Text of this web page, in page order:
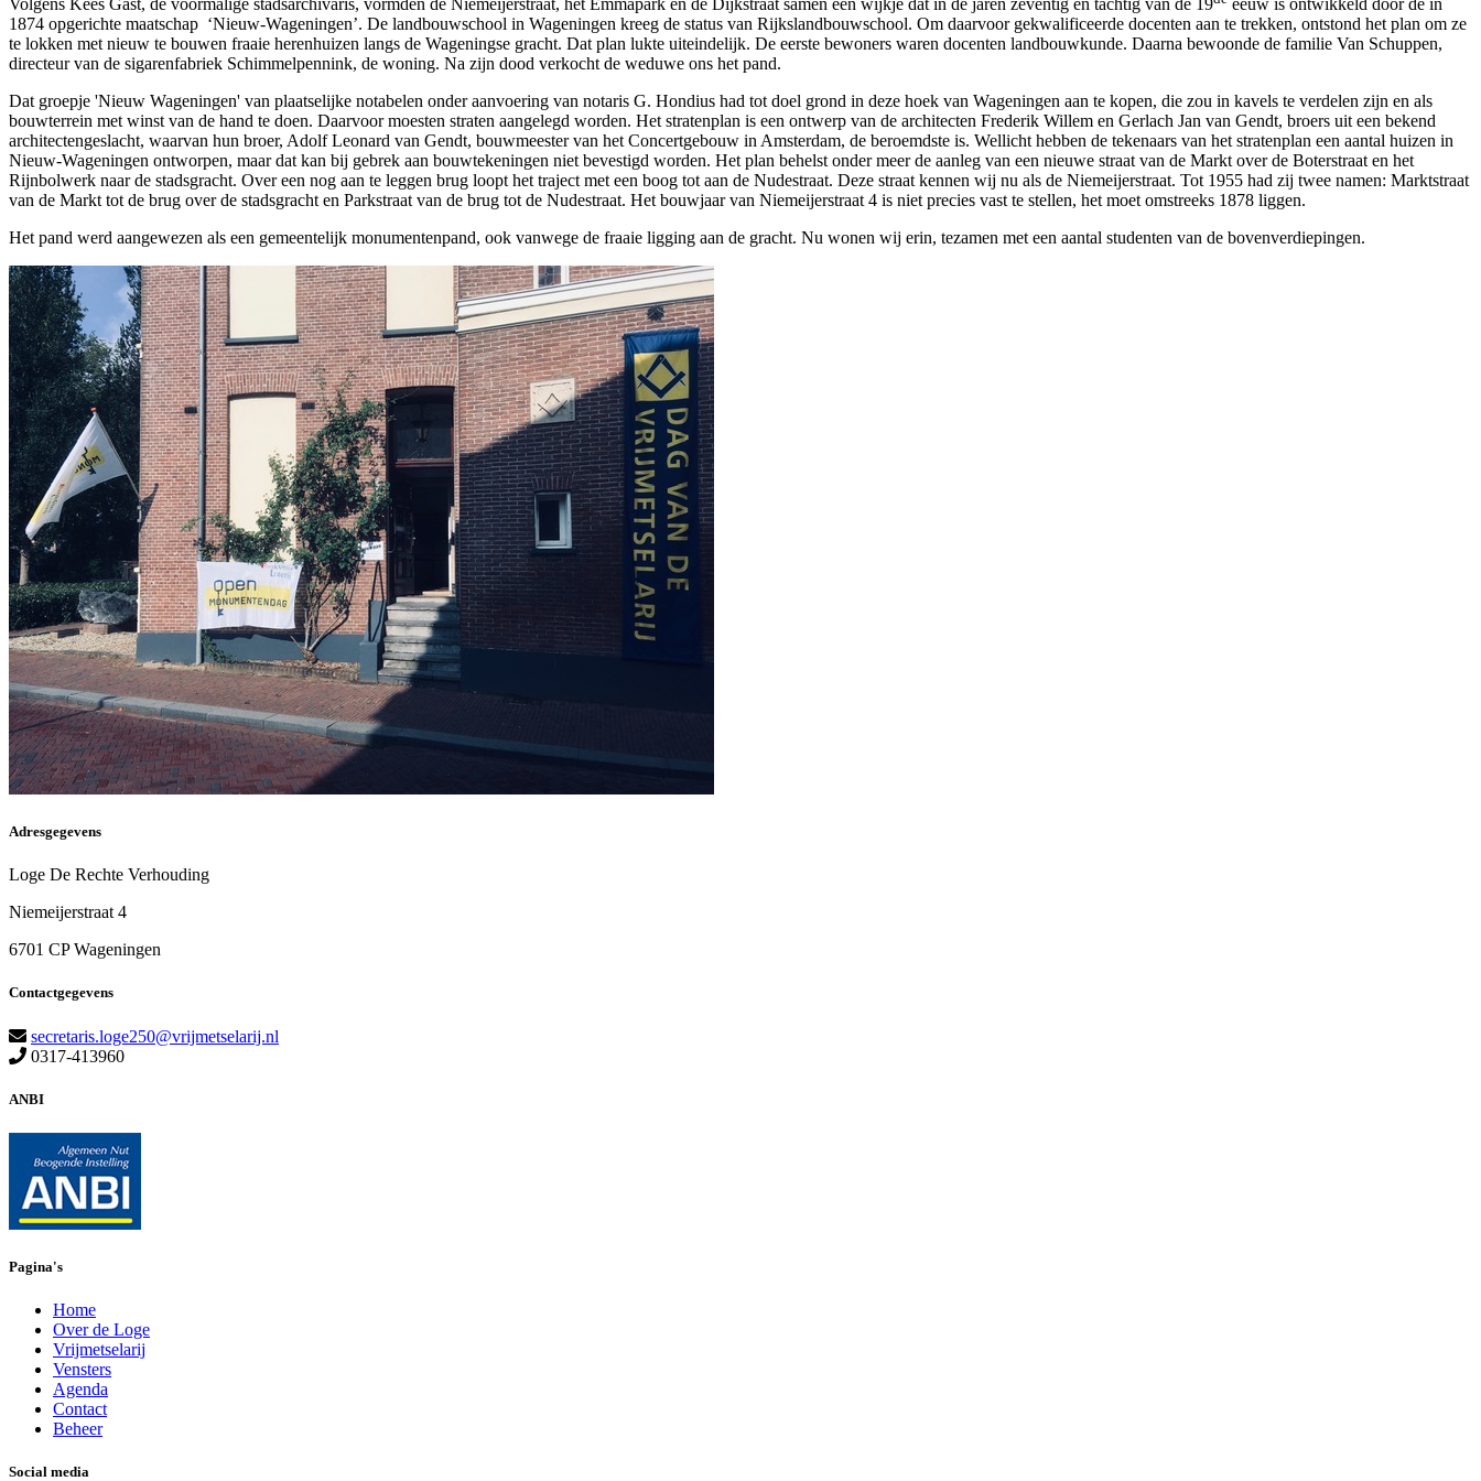
1874 opgerichte maatschap ‘Nieuw-Wageningen’. De landbouwschool in Wageningen kreeg de status van Rijkslandbouwschool. Om daarvoor gekwalificeerde docenten aan te trekken, ontstond het plan om ze
te lokken met nieuw te bouwen fraaie herenhuizen langs de Wageningse gracht. Dat plan lukte uiteindelijk. De eerste bewoners waren docenten landbouwkunde. Daarna bewoonde de familie Van Schuppen,
directeur van de sigarenfabriek Schimmelpennink, de woning. Na zijn dood verkocht de weduwe ons het pand.
Dat groepje 'Nieuw Wageningen' van plaatselijke notabelen onder aanvoering van notaris G. Hondius had tot doel grond in deze hoek van Wageningen aan te kopen, die zou in kavels te verdelen zijn en als
bouwterrein met winst van de hand te doen. Daarvoor moesten straten aangelegd worden. Het stratenplan is een ontwerp van de architecten Frederik Willem en Gerlach Jan van Gendt, broers uit een bekend
architectengeslacht, waarvan hun broer, Adolf Leonard van Gendt, bouwmeester van het Concertgebouw in Amsterdam, de beroemdste is. Wellicht hebben de tekenaars van het stratenplan een aantal huizen in
Nieuw-Wageningen ontworpen, maar dat kan bij gebrek aan bouwtekeningen niet bevestigd worden. Het plan behelst onder meer de aanleg van een nieuwe straat van de Markt over de Boterstraat en het
Rijnbolwerk naar de stadsgracht. Over een nog aan te leggen brug loopt het traject met een boog tot aan de Nudestraat. Deze straat kennen wij nu als de Niemeijerstraat. Tot 1955 had zij twee namen: Marktstraat
van de Markt tot de brug over de stadsgracht en Parkstraat van de brug tot de Nudestraat. Het bouwjaar van Niemeijerstraat 4 is niet precies vast te stellen, het moet omstreeks 1878 liggen.
Het pand werd aangewezen als een gemeentelijk monumentenpand, ook vanwege de fraaie ligging aan de gracht. Nu wonen wij erin, tezamen met een aantal studenten van de bovenverdiepingen.
Adresgegevens
Loge De Rechte Verhouding
Niemeijerstraat 4
6701 CP Wageningen
Contactgegevens
secretaris.loge250@vrijmetselarij.nl
0317-413960
ANBI
Pagina's
Home
Over de Loge
Vrijmetselarij
Vensters
Agenda
Contact
Beheer
Social media